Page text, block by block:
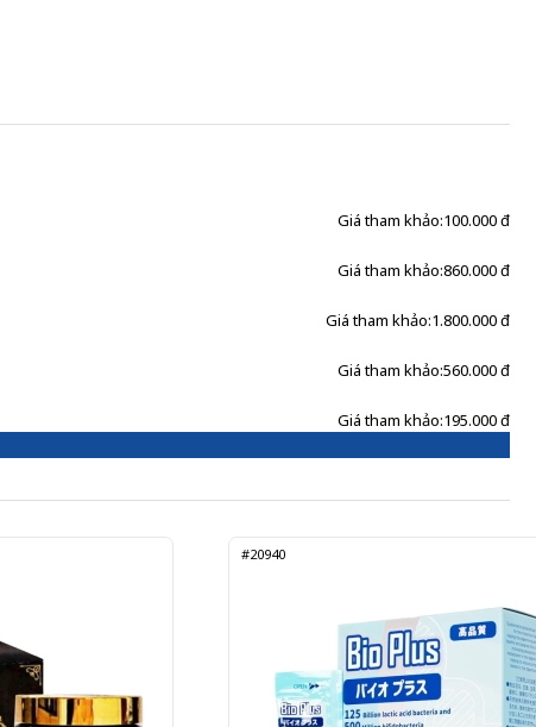
Giá tham khảo:100.000 đ
Giá tham khảo:860.000 đ
Giá tham khảo:1.800.000 đ
Giá tham khảo:560.000 đ
Giá tham khảo:195.000 đ
#20940